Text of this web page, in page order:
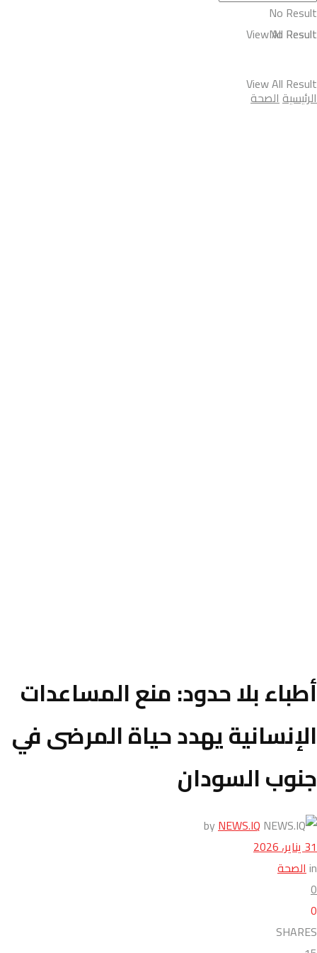
No Result
View All Result
No Result
View All Result
الرئيسيةالصحة
أطباء بلا حدود: منع المساعدات
الإنسانية يهدد حياة المرضى في
جنوب السودان
byNEWS.IQ
31 يناير، 2026
inالصحة
0
0
SHARES